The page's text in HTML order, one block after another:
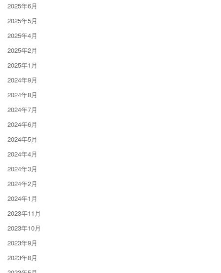
2025年6月
2025年5月
2025年4月
2025年2月
2025年1月
2024年9月
2024年8月
2024年7月
2024年6月
2024年5月
2024年4月
2024年3月
2024年2月
2024年1月
2023年11月
2023年10月
2023年9月
2023年8月